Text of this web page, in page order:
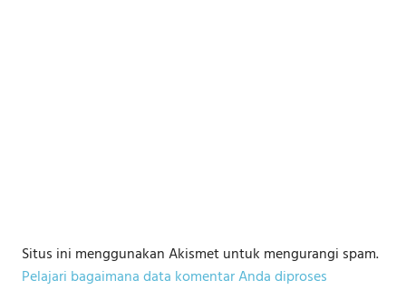
Situs ini menggunakan Akismet untuk mengurangi spam.
Pelajari bagaimana data komentar Anda diproses